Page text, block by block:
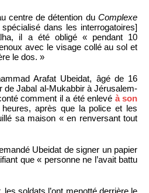
centre de détention du Complexe
dans les interrogatoires]
il a été obligé « pendant 10
avec le visage collé au sol et
le dos. »
Arafat Ubeidat, âgé de 16
de Jabal al-Mukabbir à Jérusalem-
comment il a été enlevé à son
après que la police et les
sa maison « en renversant tout
Ubeidat de signer un papier
que « personne ne l’avait battu
soldats l’ont menotté derrière le